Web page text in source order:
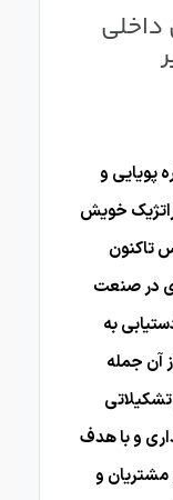
داخلی
پویایی و
خویش
تاکنون
در صنعت
به
آن جمله
و با هدف
و